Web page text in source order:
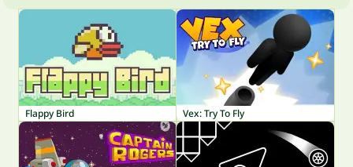
Flappy Bird Vex: Try To Fly